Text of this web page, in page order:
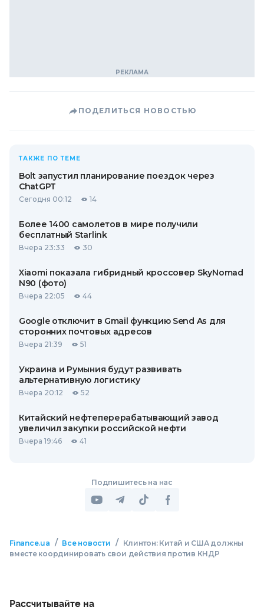
ПОДЕЛИТЬСЯ НОВОСТЬЮ
ТАКЖЕ ПО ТЕМЕ
Bolt запустил планирование поездок через
ChatGPT
Сегодня 00:12 14
Более 1400 самолетов в мире получили
бесплатный Starlink
Вчера 23:33 30
Xiaomi показала гибридный кроссовер SkyNomad
N90 (фото)
Вчера 22:05 44
Google отключит в Gmail функцию Send As для
сторонних почтовых адресов
Вчера 21:39 51
Украина и Румыния будут развивать
альтернативную логистику
Вчера 20:12 52
Китайский нефтеперерабатывающий завод
увеличил закупки российской нефти
Вчера 19:46 41
Подпишитесь на нас
Finance.ua / Все новости /
Клинтон: Китай и США должны
вместе координировать свои действия против КНДР
Рассчитывайте на